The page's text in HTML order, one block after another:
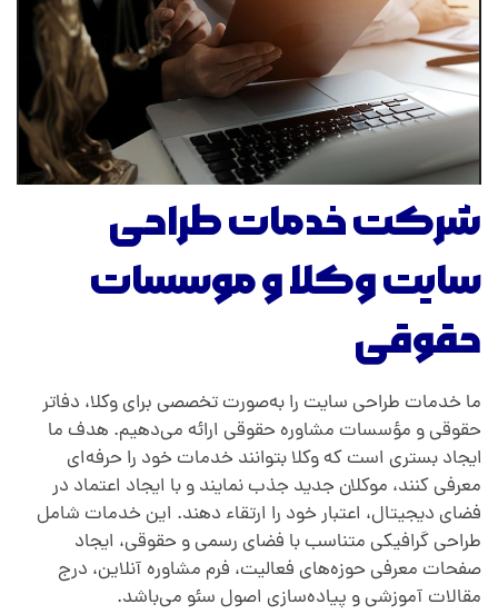
شرکت خدمات طراحی
سایت وکلا و موسسات
حقوقی
ما خدمات طراحی سایت را به‌صورت تخصصی برای وکلا، دفاتر
حقوقی و مؤسسات مشاوره حقوقی ارائه می‌دهیم. هدف ما
ایجاد بستری است که وکلا بتوانند خدمات خود را حرفه‌ای
معرفی کنند، موکلان جدید جذب نمایند و با ایجاد اعتماد در
فضای دیجیتال، اعتبار خود را ارتقاء دهند. این خدمات شامل
طراحی گرافیکی متناسب با فضای رسمی و حقوقی، ایجاد
صفحات معرفی حوزه‌های فعالیت، فرم مشاوره آنلاین، درج
مقالات آموزشی و پیاده‌سازی اصول سئو می‌باشد.